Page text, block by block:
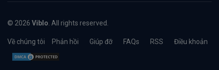
© 2026 Viblo . All rights reserved.
Về chúng tôi Phản hồi Giúp đỡ FAQs RSS Điều khoản